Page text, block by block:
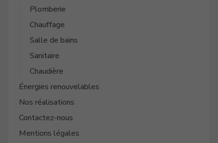
Plomberie
Chauffage
Salle de bains
Sanitaire
Chaudière
Énergies renouvelables
Nos réalisations
Contactez-nous
Mentions légales